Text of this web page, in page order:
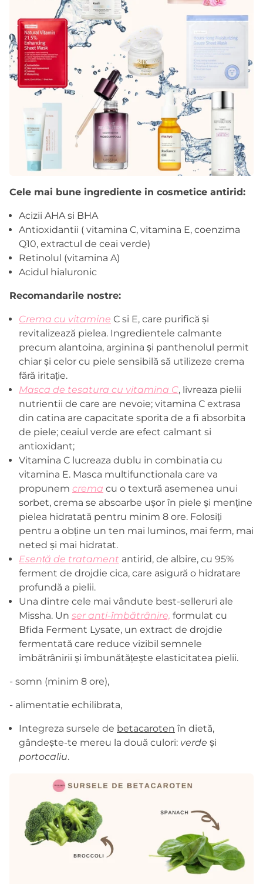
Cele mai bune ingrediente in cosmetice antirid:
Acizii AHA si BHA
Antioxidantii ( vitamina C, vitamina E, coenzima
Q10, extractul de ceai verde)
Retinolul (vitamina A)
Acidul hialuronic
Recomandarile nostre:
Crema cu vitamine C si E, care purifică și
revitalizează pielea. Ingredientele calmante
precum alantoina, arginina și panthenolul permit
chiar și celor cu piele sensibilă să utilizeze crema
fără iritație.
Masca de tesatura cu vitamina C, livreaza pielii
nutrientii de care are nevoie; vitamina C extrasa
din catina are capacitate sporita de a fi absorbita
de piele; ceaiul verde are efect calmant si
antioxidant;
Vitamina C lucreaza dublu in combinatia cu
vitamina E. Masca multifunctionala care va
propunem crema cu o textură asemenea unui
sorbet, crema se absoarbe ușor în piele și menține
pielea hidratată pentru minim 8 ore. Folosiți
pentru a obține un ten mai luminos, mai ferm, mai
neted și mai hidratat.
Esență de tratament antirid, de albire, cu 95%
ferment de drojdie cica, care asigură o hidratare
profundă a pielii.
Una dintre cele mai vândute best-selleruri ale
Missha. Un ser anti-îmbătrânire, formulat cu
Bfida Ferment Lysate, un extract de drojdie
fermentată care reduce vizibil semnele
îmbătrânirii și îmbunătățește elasticitatea pielii.
- somn (minim 8 ore),
- alimentatie echilibrata,
Integreza sursele de betacaroten în dietă,
gândește-te mereu la două culori: verde și
portocaliu.